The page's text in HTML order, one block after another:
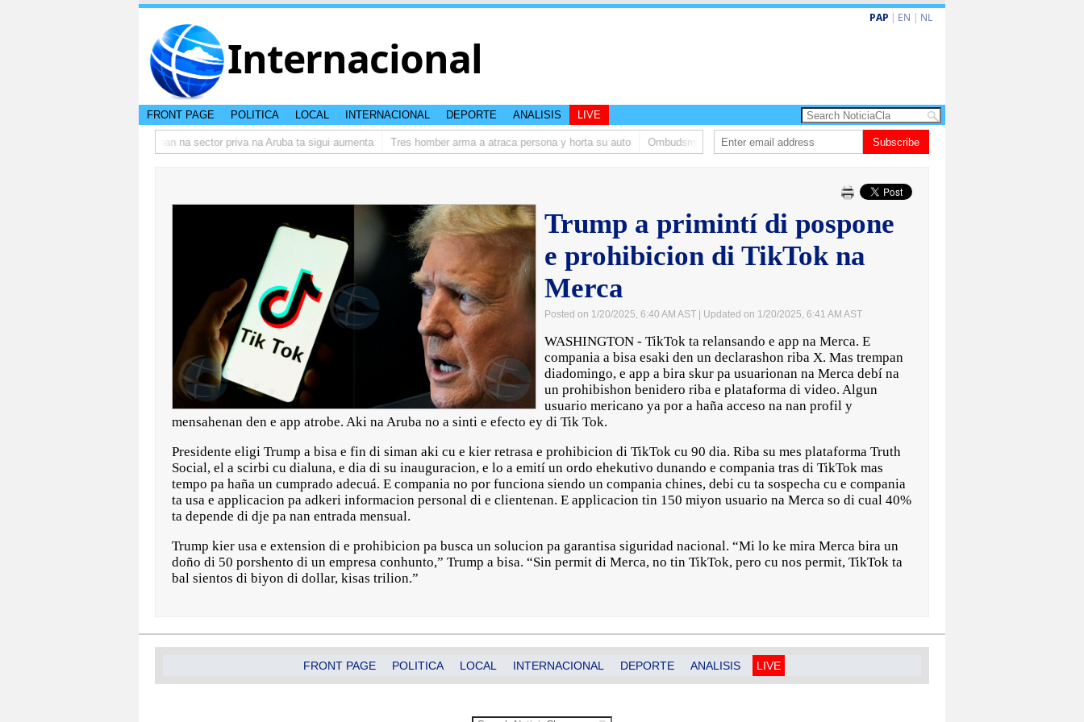
Internacional
PAP | EN | NL
FRONT PAGE POLITICA LOCAL INTERNACIONAL DEPORTE ANALISIS LIVE
Prestamonan na sector priva na Aruba ta sigui aumenta Tres homber arma a atraca persona y horta su auto Ombudsman ta bishita barionan pa atende kehonan di ciudadano
Subscribe
Trump a primintí di pospone
e prohibicion di TikTok na
Merca
Posted on 1/20/2025, 6:40 AM AST | Updated on 1/20/2025, 6:41 AM AST
WASHINGTON - TikTok ta relansando e app na Merca. E
compania a bisa esaki den un declarashon riba X. Mas trempan
diadomingo, e app a bira skur pa usuarionan na Merca debí na
un prohibishon benidero riba e plataforma di video. Algun
usuario mericano ya por a haña acceso na nan profil y
mensahenan den e app atrobe. Aki na Aruba no a sinti e efecto ey di Tik Tok.
Presidente eligi Trump a bisa e fin di siman aki cu e kier retrasa e prohibicion di TikTok cu 90 dia. Riba su mes plataforma Truth
Social, el a scirbi cu dialuna, e dia di su inauguracion, e lo a emití un ordo ehekutivo dunando e compania tras di TikTok mas
tempo pa haña un cumprado adecuá. E compania no por funciona siendo un compania chines, debi cu ta sospecha cu e compania
ta usa e applicacion pa adkeri informacion personal di e clientenan. E applicacion tin 150 miyon usuario na Merca so di cual 40%
ta depende di dje pa nan entrada mensual.
Trump kier usa e extension di e prohibicion pa busca un solucion pa garantisa siguridad nacional. “Mi lo ke mira Merca bira un
doño di 50 porshento di un empresa conhunto,” Trump a bisa. “Sin permit di Merca, no tin TikTok, pero cu nos permit, TikTok ta
bal sientos di biyon di dollar, kisas trilion.”
FRONT PAGE POLITICA LOCAL INTERNACIONAL DEPORTE ANALISIS LIVE